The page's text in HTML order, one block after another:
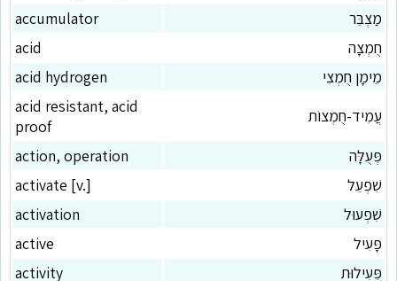
accumulator
מַצְבֵּר
acid
חֻמְצָה
acid hydrogen
מֵימָן חֻמְצִי
acid resistant, acid
proof
עֲמִיד-חֻמְצוֹת
action, operation
פְּעֻלָּה
activate [v.]
שִׁפְעֵל
activation
שִׁפְעוּל
active
פָּעִיל
activity
פְּעִילוּת